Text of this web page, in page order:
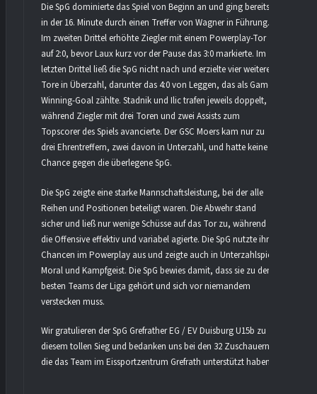
Die SpG dominierte das Spiel von Beginn an und ging bereits
in der 16. Minute durch einen Treffer von Wagner in Führung.
Im zweiten Drittel erhöhte Ziegler mit einem Powerplay-Tor
auf 2:0, bevor Laux kurz vor der Pause das 3:0 markierte. Im
letzten Drittel ließ die SpG nicht nach und erzielte vier weitere
Tore in Überzahl, darunter das 4:0 von Leggen, das als Game-
Winning-Goal zählte. Stadnik und Ilic trafen jeweils doppelt,
während Ziegler mit drei Toren und zwei Assists zum
Topscorer des Spiels avancierte. Der GSC Moers kam nur zu
drei Ehrentreffern, zwei davon in Unterzahl, und hatte keine
Chance gegen die überlegene SpG.
Die SpG zeigte eine starke Mannschaftsleistung, bei der alle
Reihen und Positionen beteiligt waren. Die Abwehr stand
sicher und ließ nur wenige Schüsse auf das Tor zu, während
die Offensive effektiv und variabel agierte. Die SpG nutzte ihre
Chancen im Powerplay aus und zeigte auch in Unterzahlspiel
Moral und Kampfgeist. Die SpG bewies damit, dass sie zu den
besten Teams der Liga gehört und sich vor niemandem
verstecken muss.
Wir gratulieren der SpG Grefrather EG / EV Duisburg U15b zu
diesem tollen Sieg und bedanken uns bei den 32 Zuschauern,
die das Team im Eissportzentrum Grefrath unterstützt haben.